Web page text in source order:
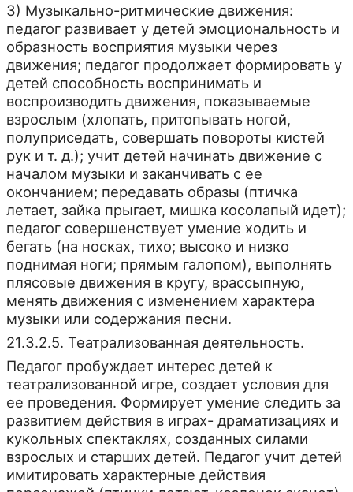
3) Музыкально-ритмические движения:
педагог развивает у детей эмоциональность и
образность восприятия музыки через
движения; педагог продолжает формировать у
детей способность воспринимать и
воспроизводить движения, показываемые
взрослым (хлопать, притопывать ногой,
полуприседать, совершать повороты кистей
рук и т. д.); учит детей начинать движение с
началом музыки и заканчивать с ее
окончанием; передавать образы (птичка
летает, зайка прыгает, мишка косолапый идет);
педагог совершенствует умение ходить и
бегать (на носках, тихо; высоко и низко
поднимая ноги; прямым галопом), выполнять
плясовые движения в кругу, врассыпную,
менять движения с изменением характера
музыки или содержания песни.
21.3.2.5. Театрализованная деятельность.
Педагог пробуждает интерес детей к
театрализованной игре, создает условия для
ее проведения. Формирует умение следить за
развитием действия в играх- драматизациях и
кукольных спектаклях, созданных силами
взрослых и старших детей. Педагог учит детей
имитировать характерные действия